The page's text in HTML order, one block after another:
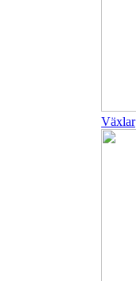
Växlar